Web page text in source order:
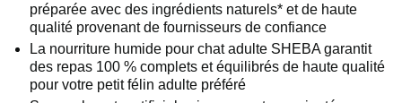
préparée avec des ingrédients naturels* et de haute
qualité provenant de fournisseurs de confiance
La nourriture humide pour chat adulte SHEBA garantit
des repas 100 % complets et équilibrés de haute qualité
pour votre petit félin adulte préféré